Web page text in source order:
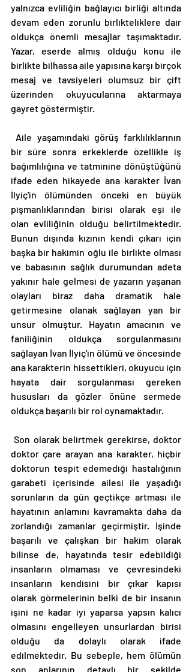
yalnızca evliliğin bağlayıcı birliği altında
devam eden zorunlu birlikteliklere dair
oldukça önemli mesajlar taşımaktadır.
Yazar, eserde almış olduğu konu ile
birlikte bilhassa aile yapısına karşı birçok
mesaj ve tavsiyeleri olumsuz bir çift
üzerinden okuyucularına aktarmaya
gayret göstermiştir.
bir süre sonra erkeklerde özellikle iş
bağımlılığına ve tatminine dönüştüğünü
ifade eden hikayede ana karakter İvan
İlyiç'in ölümünden önceki en büyük
pişmanlıklarından birisi olarak eşi ile
olan evliliğinin olduğu belirtilmektedir.
Bunun dışında kızının kendi çıkarı için
başka bir hakimin oğlu ile birlikte olması
ve babasının sağlık durumundan adeta
yakınır hale gelmesi de yazarın yaşanan
olayları biraz daha dramatik hale
getirmesine olanak sağlayan yan bir
unsur olmuştur. Hayatın amacının ve
faniliğinin oldukça sorgulanmasını
sağlayan İvan İlyiç'in ölümü ve öncesinde
ana karakterin hissettikleri, okuyucu için
hayata dair sorgulanması gereken
hususları da gözler önüne sermede
oldukça başarılı bir rol oynamaktadır.
Son olarak belirtmek gerekirse, doktor
doktor çare arayan ana karakter, hiçbir
doktorun tespit edemediği hastalığının
garabeti içerisinde ailesi ile yaşadığı
sorunların da gün geçtikçe artması ile
hayatının anlamını kavramakta daha da
zorlandığı zamanlar geçirmiştir. İşinde
başarılı ve çalışkan bir hakim olarak
bilinse de, hayatında tesir edebildiği
insanların olmaması ve çevresindeki
insanların kendisini bir çıkar kapısı
olarak görmelerinin belki de bir insanın
işini ne kadar iyi yaparsa yapsın kalıcı
olmasını engelleyen unsurlardan birisi
olduğu da dolaylı olarak ifade
edilmektedir. Bu sebeple, hem ölümün
son anlarının detaylı bir şekilde